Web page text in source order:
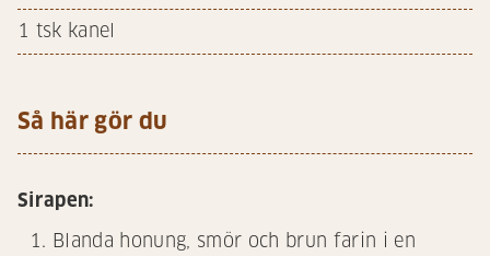
1 tsk kanel
Så här gör du
Sirapen:
Blanda honung, smör och brun farin i en